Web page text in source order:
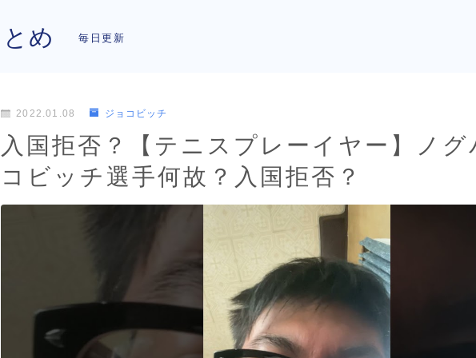
め 毎日更新
2022.01.08 ジョコビッチ
入国拒否？【テニスプレーイヤー】ノ
コビッチ選手何故？入国拒否？